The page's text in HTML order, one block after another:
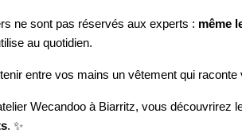
ne sont pas réservés aux experts : même
au quotidien.
entre vos mains un vêtement qui
Wecandoo à Biarritz, vous découvrirez
. ✨